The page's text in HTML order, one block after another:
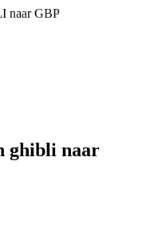
naar GBP
ghibli naar